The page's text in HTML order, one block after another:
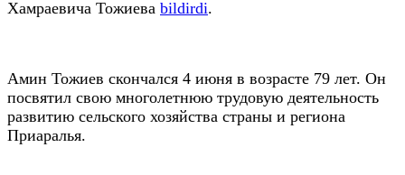
Хамраевича Тожиева bildirdi.
Амин Тожиев скончался 4 июня в возрасте 79 лет. Он
посвятил свою многолетнюю трудовую деятельность
развитию сельского хозяйства страны и региона
Приаралья.